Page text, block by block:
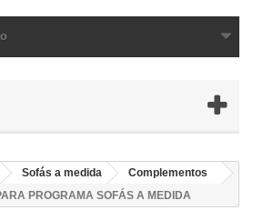
Sofás a medida
Complementos
PROGRAMA SOFÁS A MEDIDA